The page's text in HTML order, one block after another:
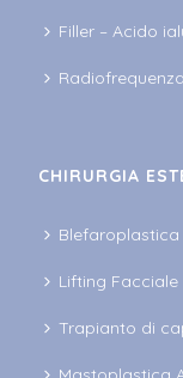
Filler – Acido
CHIRURGIA
Blefaroplastica
Lifting Facciale
Trapianto di